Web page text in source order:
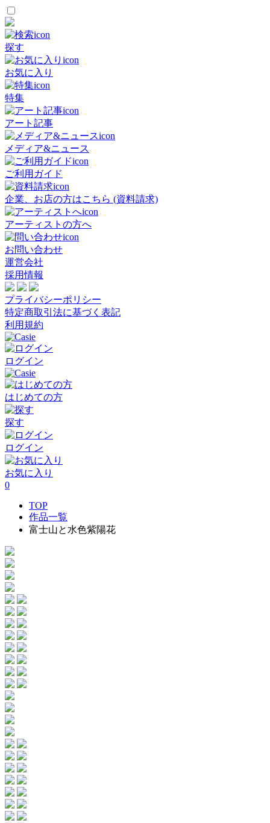
探す
お気に入り
特集
アート記事
メディア&ニュース
ご利用ガイド
企業、お店の方はこちら (資料請求)
アーティストの方へ
お問い合わせ
運営会社
採用情報
プライバシーポリシー
特定商取引法に基づく表記
利用規約
ログイン
はじめての方
探す
ログイン
お気に入り
0
TOP
作品一覧
富士山と水色紫陽花